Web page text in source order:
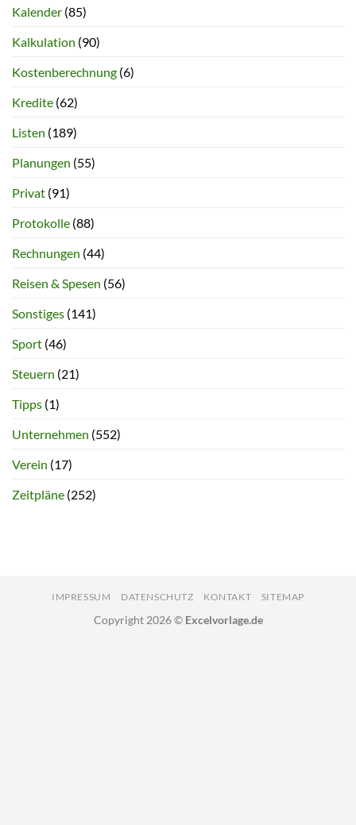
Kalender (85)
Kalkulation (90)
Kostenberechnung (6)
Kredite (62)
Listen (189)
Planungen (55)
Privat (91)
Protokolle (88)
Rechnungen (44)
Reisen & Spesen (56)
Sonstiges (141)
Sport (46)
Steuern (21)
Tipps (1)
Unternehmen (552)
Verein (17)
Zeitpläne (252)
IMPRESSUM DATENSCHUTZ KONTAKT SITEMAP
Copyright 2026 © Excelvorlage.de